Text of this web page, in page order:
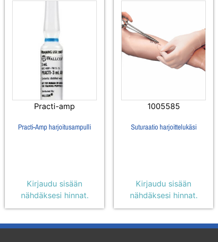
Practi-amp
Practi-Amp harjoitusampulli
Kirjaudu sisään
nähdäksesi hinnat.
1005585
Suturaatio harjoittelukäsi
Kirjaudu sisään
nähdäksesi hinnat.